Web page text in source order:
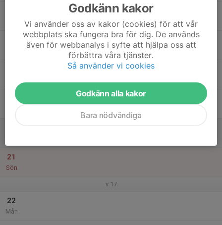
19:30
Tisdagsträning 13-16
Kårestugan
15:00
22:00
Martin Holth 10 mila
Kårestugan
Tekniktorsdag 13-16
19
21
Sön
v.17
22
Mån
Godkänn kakor
Vi använder oss av kakor (cookies) för att vår
webbplats ska fungera bra för dig. De används
även för webbanalys i syfte att hjälpa oss att
förbättra våra tjänster.
Så använder vi cookies
Godkänn alla kakor
Bara nödvändiga